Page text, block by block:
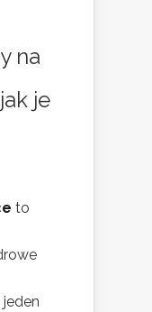
na
je
to